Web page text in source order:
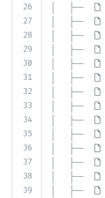
26
27
28
29
30
31
32
33
34
35
36
37
38
39
│   ├──
│   ├──
│   ├──
│   ├──
│   ├──
│   ├──
│   ├──
│   ├──
│   ├──
│   ├──
│   ├──
│   ├──
│   ├──
│   ├──